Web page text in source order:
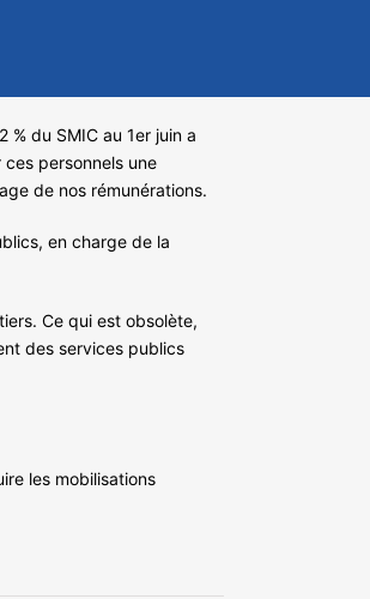
% du SMIC au 1er juin a
ces personnels une
de nos rémunérations.
en charge de la
Ce qui est obsolète,
des services publics
les mobilisations